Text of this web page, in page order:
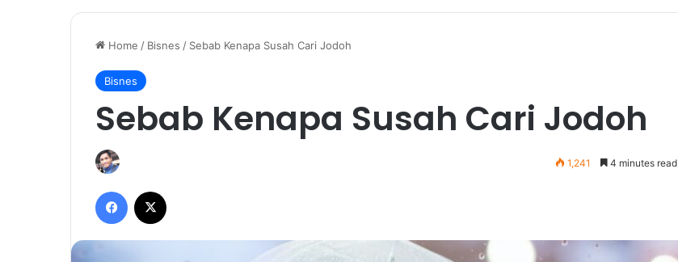
Home / Bisnes / Sebab Kenapa Susah Cari Jodoh
Bisnes
Sebab Kenapa Susah Cari Jodoh
1,241 4 minutes read
Facebook